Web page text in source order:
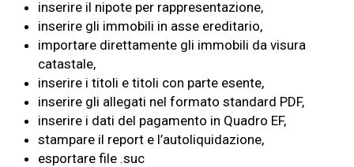
inserire il nipote per rappresentazione,
inserire gli immobili in asse ereditario,
importare direttamente gli immobili da visura
catastale,
inserire i titoli e titoli con parte esente,
inserire gli allegati nel formato standard PDF,
inserire i dati del pagamento in Quadro EF,
stampare il report e l’autoliquidazione,
esportare file .suc